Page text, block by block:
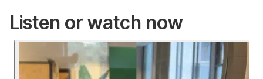
Listen or watch now